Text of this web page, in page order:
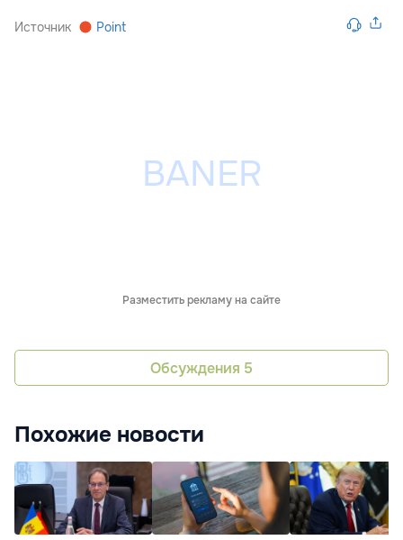
Источник Point
Разместить рекламу на сайте
Обсуждения 5
Похожие новости